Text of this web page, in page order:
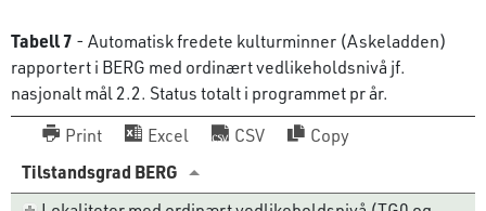
Tabell 7 - Automatisk fredete kulturminner (Askeladden)
rapportert i BERG med ordinært vedlikeholdsnivå jf.
nasjonalt mål 2.2. Status totalt i programmet pr år.
Print
Excel CSV
Copy
Tilstandsgrad BERG